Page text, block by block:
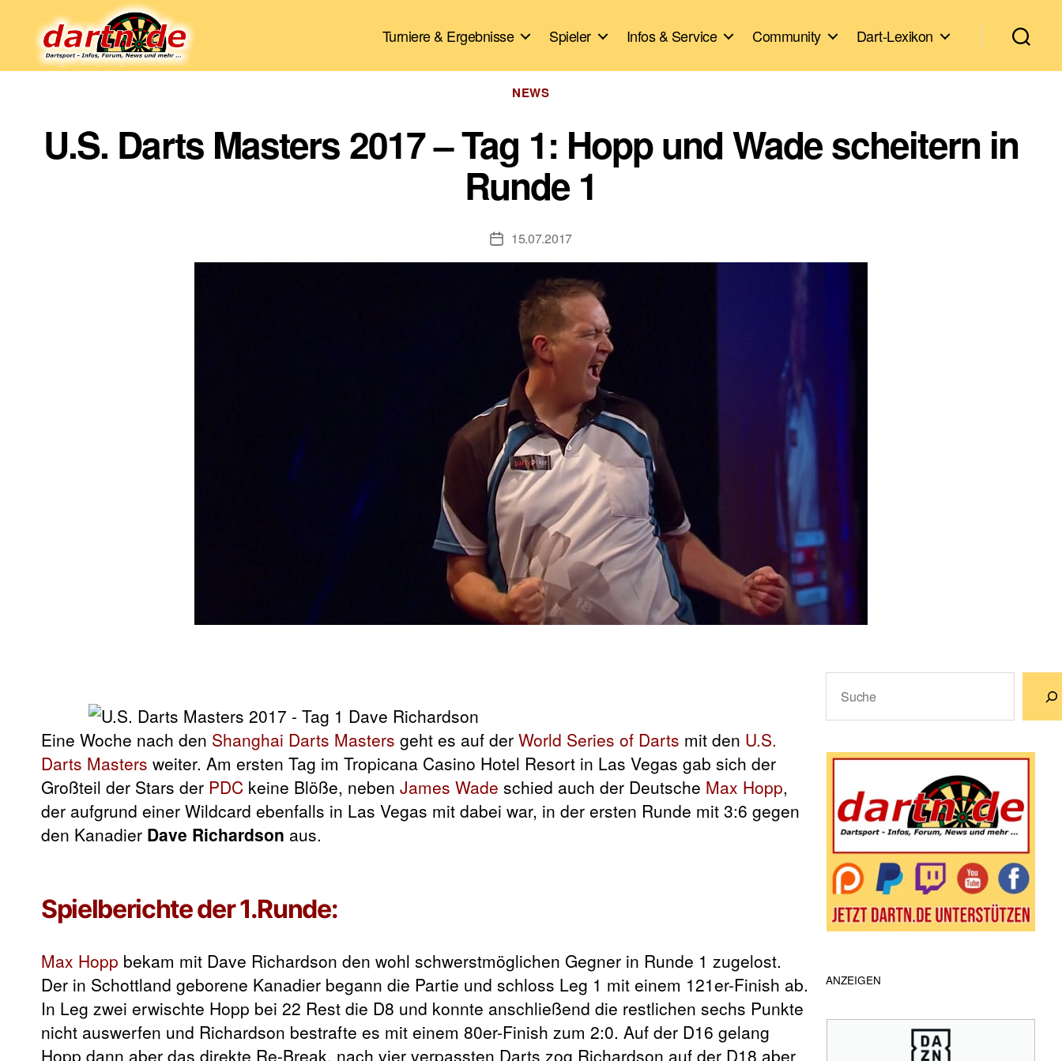
Turniere & Ergebnisse Spieler Infos & Service Community Dart-Lexikon
Kategorien
NEWS
U.S. Darts Masters 2017 – Tag 1: Hopp und Wade scheitern in
Runde 1
Veröffentlichungsdatum
15.07.2017
Eine Woche nach den Shanghai Darts Masters geht es auf der World Series of Darts mit den U.S.
Darts Masters weiter. Am ersten Tag im Tropicana Casino Hotel Resort in Las Vegas gab sich der
Großteil der Stars der PDC keine Blöße, neben James Wade schied auch der Deutsche Max Hopp,
der aufgrund einer Wildcard ebenfalls in Las Vegas mit dabei war, in der ersten Runde mit 3:6 gegen
den Kanadier Dave Richardson aus.
Spielberichte der 1.Runde:
Max Hopp bekam mit Dave Richardson den wohl schwerstmöglichen Gegner in Runde 1 zugelost.
Der in Schottland geborene Kanadier begann die Partie und schloss Leg 1 mit einem 121er-Finish ab.
In Leg zwei erwischte Hopp bei 22 Rest die D8 und konnte anschließend die restlichen sechs Punkte
nicht auswerfen und Richardson bestrafte es mit einem 80er-Finish zum 2:0. Auf der D16 gelang
Hopp dann aber das direkte Re-Break, nach vier verpassten Darts zog Richardson auf der D18 aber
ANZEIGEN